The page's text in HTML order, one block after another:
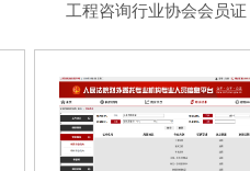
工程咨询行业协会会员证